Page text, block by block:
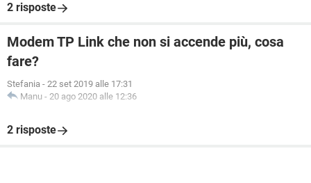
2 risposte
Modem TP Link che non si accende più, cosa
fare?
Stefania - 22 set 2019 alle 17:31
Manu - 20 ago 2020 alle 12:36
2 risposte